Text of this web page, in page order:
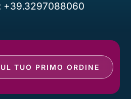
+39.3297088060
TUO PRIMO ORDINE